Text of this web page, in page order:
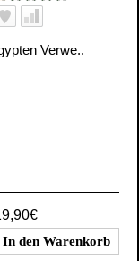
Verwe..